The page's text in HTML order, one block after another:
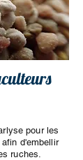
pour les
d'embellir
ruches.